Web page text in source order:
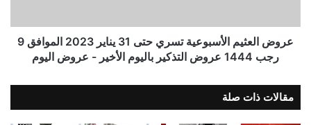
عروض العثيم الأسبوعية تسري حتى 31 يناير 2023 الموافق 9
رجب 1444 عروض التذكير باليوم الأخير - عروض اليوم
مقالات ذات صلة